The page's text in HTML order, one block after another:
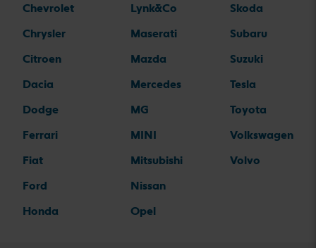
Chevrolet
Chrysler
Citroen
Dacia
Dodge
Ferrari
Fiat
Ford
Honda
Lynk&Co
Maserati
Mazda
Mercedes
MG
MINI
Mitsubishi
Nissan
Opel
Skoda
Subaru
Suzuki
Tesla
Toyota
Volkswagen
Volvo